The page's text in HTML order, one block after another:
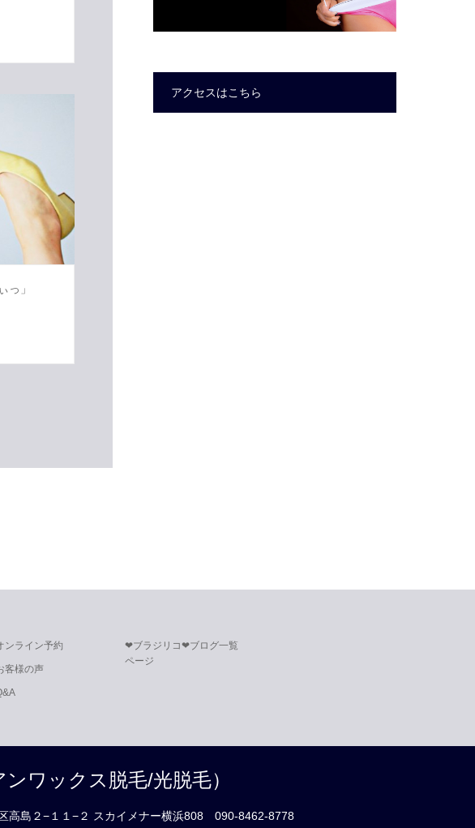
っ」
アクセスはこちら
ンライン予約
客様の声
❤︎ブラジリコ❤︎ブログ一覧
ページ
ワックス脱毛/光脱毛）
高島２−１１−２ スカイメナー横浜808 090-8462-8778